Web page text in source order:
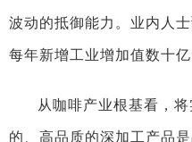
波动的抵御能力。业内人
每年新增工业增加值数十亿
从咖啡产业根基看，
的、高品质的深加工产品